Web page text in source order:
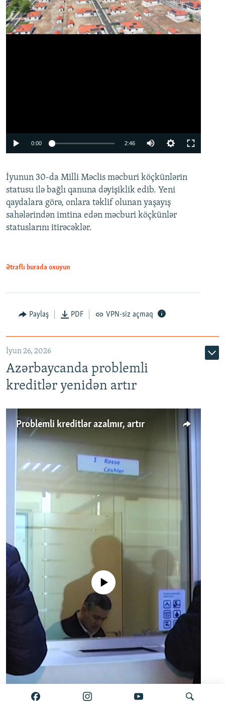
Auto 240p 360p 480p
720p 1080p
0:00 2:46
360p
480p
720p
İyunun 30-da Milli Məclis məcburi köçkünlərin
statusu ilə bağlı qanuna dəyişiklik edib. Yeni
qaydalara görə, onlara təklif olunan yaşayış
sahələrindən imtina edən məcburi köçkünlər
statuslarını itirəcəklər.
Ətraflı burada oxuyun
Paylaş PDF VPN-siz açmaq
İyun 26, 2026
Azərbaycanda problemli
kreditlər yenidən artır
Problemli kreditlər azalmır, artır
No media source currently available